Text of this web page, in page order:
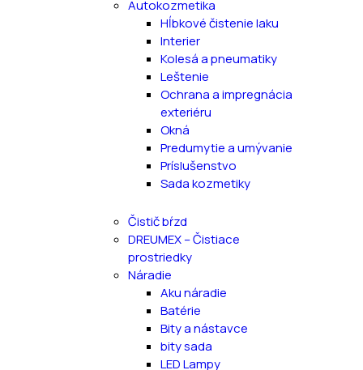
Autokozmetika
Hĺbkové čistenie laku
Interier
Kolesá a pneumatiky
Leštenie
Ochrana a impregnácia
exteriéru
Okná
Predumytie a umývanie
Príslušenstvo
Sada kozmetiky
Čistič bŕzd
DREUMEX – Čistiace
prostriedky
Náradie
Aku náradie
Batérie
Bity a nástavce
bity sada
LED Lampy